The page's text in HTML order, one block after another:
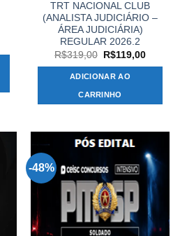
TRT NACIONAL CLUB
(ANALISTA JUDICIÁRIO –
ÁREA JUDICIÁRIA)
REGULAR 2026.2
R$319,00
O
original
era:
R$319,00.
R$119,00O
ADICIONAR AO
CARRINHO
-48%